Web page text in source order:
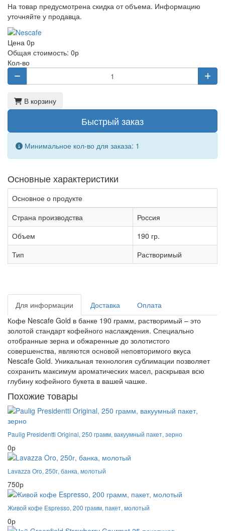
На товар предусмотрена скидка от объема. Информацию
уточняйте у продавца.
Цена 0р
Общая стоимость: 0р
Кол-во
В корзину
Быстрый заказ
Минимальное кол-во для заказа: 1
Основные характеристики
Основное о продукте
Страна производства
Россия
Объем
190 гр.
Тип
Растворимый
Для информации Доставка
Оплата
Кофе Nescafe Gold в банке 190 грамм, растворимый – это
золотой стандарт кофейного наслаждения. Специально
отобранные зерна и обжаренные до золотистого
совершенства, являются основой неповторимого вкуса
Nescafe Gold. Уникальная технология сублимации позволяет
сохранить максимум ароматических масел, раскрывая всю
глубину кофейного букета в вашей чашке.
Похожие товары
Paulig Presidentti Original, 250 грамм, вакуумный пакет, зерно
0р
Lavazza Oro, 250г, банка, молотый
750р
Живой кофе Espresso, 200 грамм, пакет, молотый
0р